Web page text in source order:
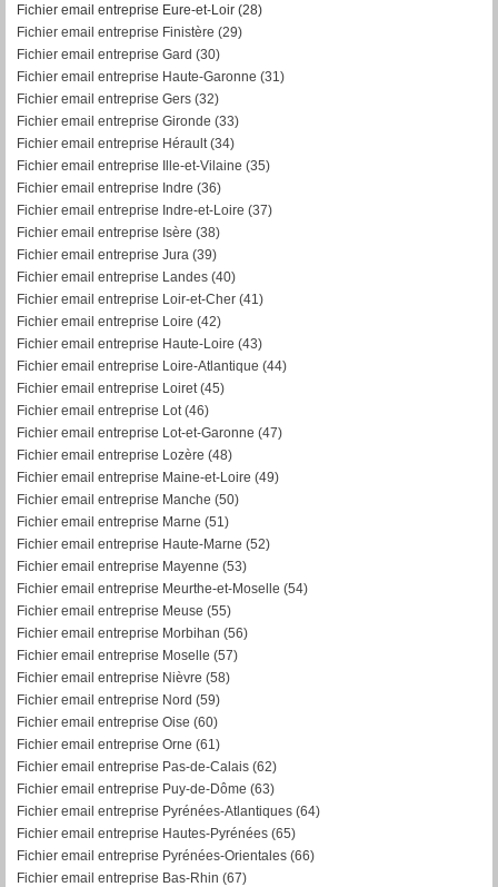
Fichier email entreprise Eure-et-Loir (28)
Fichier email entreprise Finistère (29)
Fichier email entreprise Gard (30)
Fichier email entreprise Haute-Garonne (31)
Fichier email entreprise Gers (32)
Fichier email entreprise Gironde (33)
Fichier email entreprise Hérault (34)
Fichier email entreprise Ille-et-Vilaine (35)
Fichier email entreprise Indre (36)
Fichier email entreprise Indre-et-Loire (37)
Fichier email entreprise Isère (38)
Fichier email entreprise Jura (39)
Fichier email entreprise Landes (40)
Fichier email entreprise Loir-et-Cher (41)
Fichier email entreprise Loire (42)
Fichier email entreprise Haute-Loire (43)
Fichier email entreprise Loire-Atlantique (44)
Fichier email entreprise Loiret (45)
Fichier email entreprise Lot (46)
Fichier email entreprise Lot-et-Garonne (47)
Fichier email entreprise Lozère (48)
Fichier email entreprise Maine-et-Loire (49)
Fichier email entreprise Manche (50)
Fichier email entreprise Marne (51)
Fichier email entreprise Haute-Marne (52)
Fichier email entreprise Mayenne (53)
Fichier email entreprise Meurthe-et-Moselle (54)
Fichier email entreprise Meuse (55)
Fichier email entreprise Morbihan (56)
Fichier email entreprise Moselle (57)
Fichier email entreprise Nièvre (58)
Fichier email entreprise Nord (59)
Fichier email entreprise Oise (60)
Fichier email entreprise Orne (61)
Fichier email entreprise Pas-de-Calais (62)
Fichier email entreprise Puy-de-Dôme (63)
Fichier email entreprise Pyrénées-Atlantiques (64)
Fichier email entreprise Hautes-Pyrénées (65)
Fichier email entreprise Pyrénées-Orientales (66)
Fichier email entreprise Bas-Rhin (67)